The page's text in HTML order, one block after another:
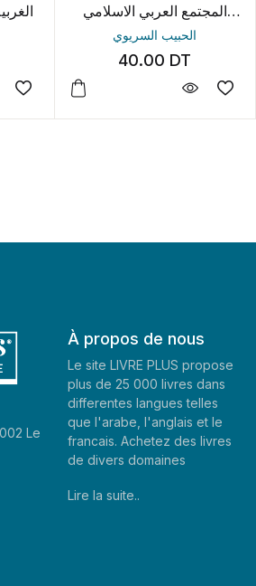
المجتمع العربي الاسلامي
الوسيط
الحبيب السريوي
40.00 DT
Le
À propos de nous
Le site LIVRE PLUS propose
plus de 25 000 livres dans
differentes langues telles
que l'arabe, l'anglais et le
francais. Achetez des livres
de divers domaines
Lire la suite..